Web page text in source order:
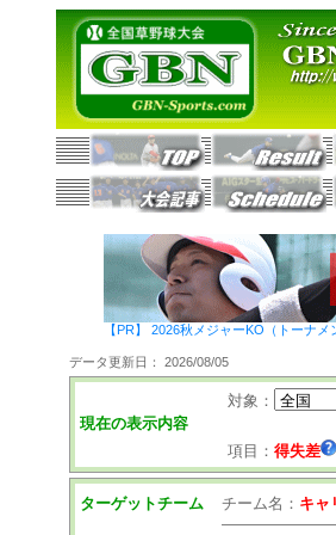
【PR】 2026秋メジャーKO（トーナ
データ更新日： 2026/08/05
現在の表示内容
対象：
項目： 得失差
ターゲットチーム チーム名： キャ